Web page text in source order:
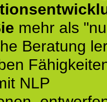
mehr als
Beratung
NLP